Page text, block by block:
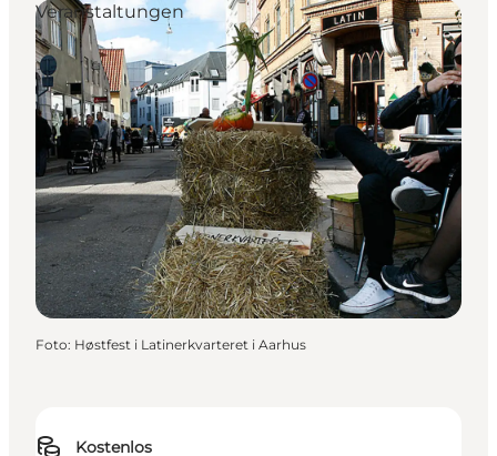
Kostenlos
Veranstaltungen
Foto: Høstfest i Latinerkvarteret i Aarhus